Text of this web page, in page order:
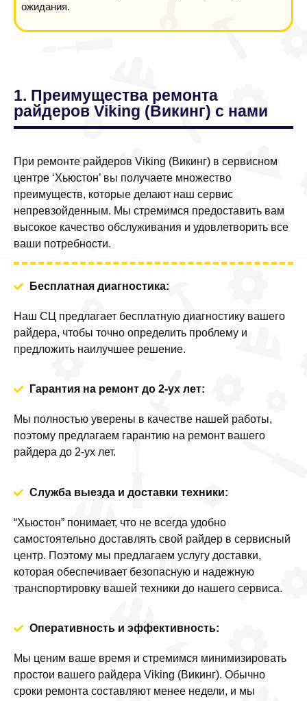
ожидания.
1. Преимущества ремонта
райдеров Viking (Викинг) с нами
При ремонте райдеров Viking (Викинг) в сервисном
центре ‘Хьюстон’ вы получаете множество
преимуществ, которые делают наш сервис
непревзойденным. Мы стремимся предоставить вам
высокое качество обслуживания и удовлетворить все
ваши потребности.
Бесплатная диагностика:
Наш СЦ предлагает бесплатную диагностику вашего
райдера, чтобы точно определить проблему и
предложить наилучшее решение.
Гарантия на ремонт до 2-ух лет:
Мы полностью уверены в качестве нашей работы,
поэтому предлагаем гарантию на ремонт вашего
райдера до 2-ух лет.
Служба выезда и доставки техники:
“Хьюстон” понимает, что не всегда удобно
самостоятельно доставлять свой райдер в сервисный
центр. Поэтому мы предлагаем услугу доставки,
которая обеспечивает безопасную и надежную
транспортировку вашей техники до нашего сервиса.
Оперативность и эффективность:
Мы ценим ваше время и стремимся минимизировать
простои вашего райдера Viking (Викинг). Обычно
сроки ремонта составляют менее недели, и мы